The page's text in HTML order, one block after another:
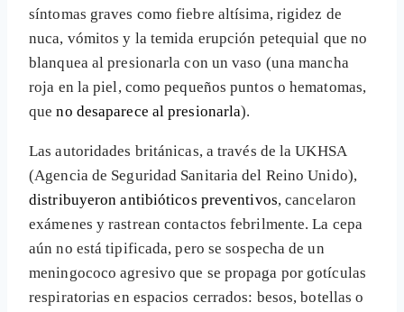
síntomas graves como fiebre altísima, rigidez de
nuca, vómitos y la temida erupción petequial que no
blanquea al presionarla con un vaso (una mancha
roja en la piel, como pequeños puntos o hematomas,
queno desaparece al presionarla).
Las autoridades británicas, a través de la UKHSA
(Agencia de Seguridad Sanitaria del Reino Unido),
distribuyeron antibióticos preventivos, cancelaron
exámenes y rastrean contactos febrilmente. La cepa
aún no está tipificada, pero se sospecha de un
meningococo agresivo que se propaga por gotículas
respiratorias en espacios cerrados: besos, botellas o